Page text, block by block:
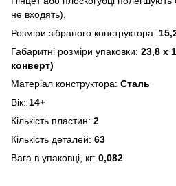
не входять).
Розміри зібраного конструктора:
Габаритні розміри упаковки: 23,8 x
конверт)
Матеріал конструктора: Сталь
Вік: 14+
Кількість пластин: 2
Кількість деталей: 63
Вага в упаковці, кг: 0,082